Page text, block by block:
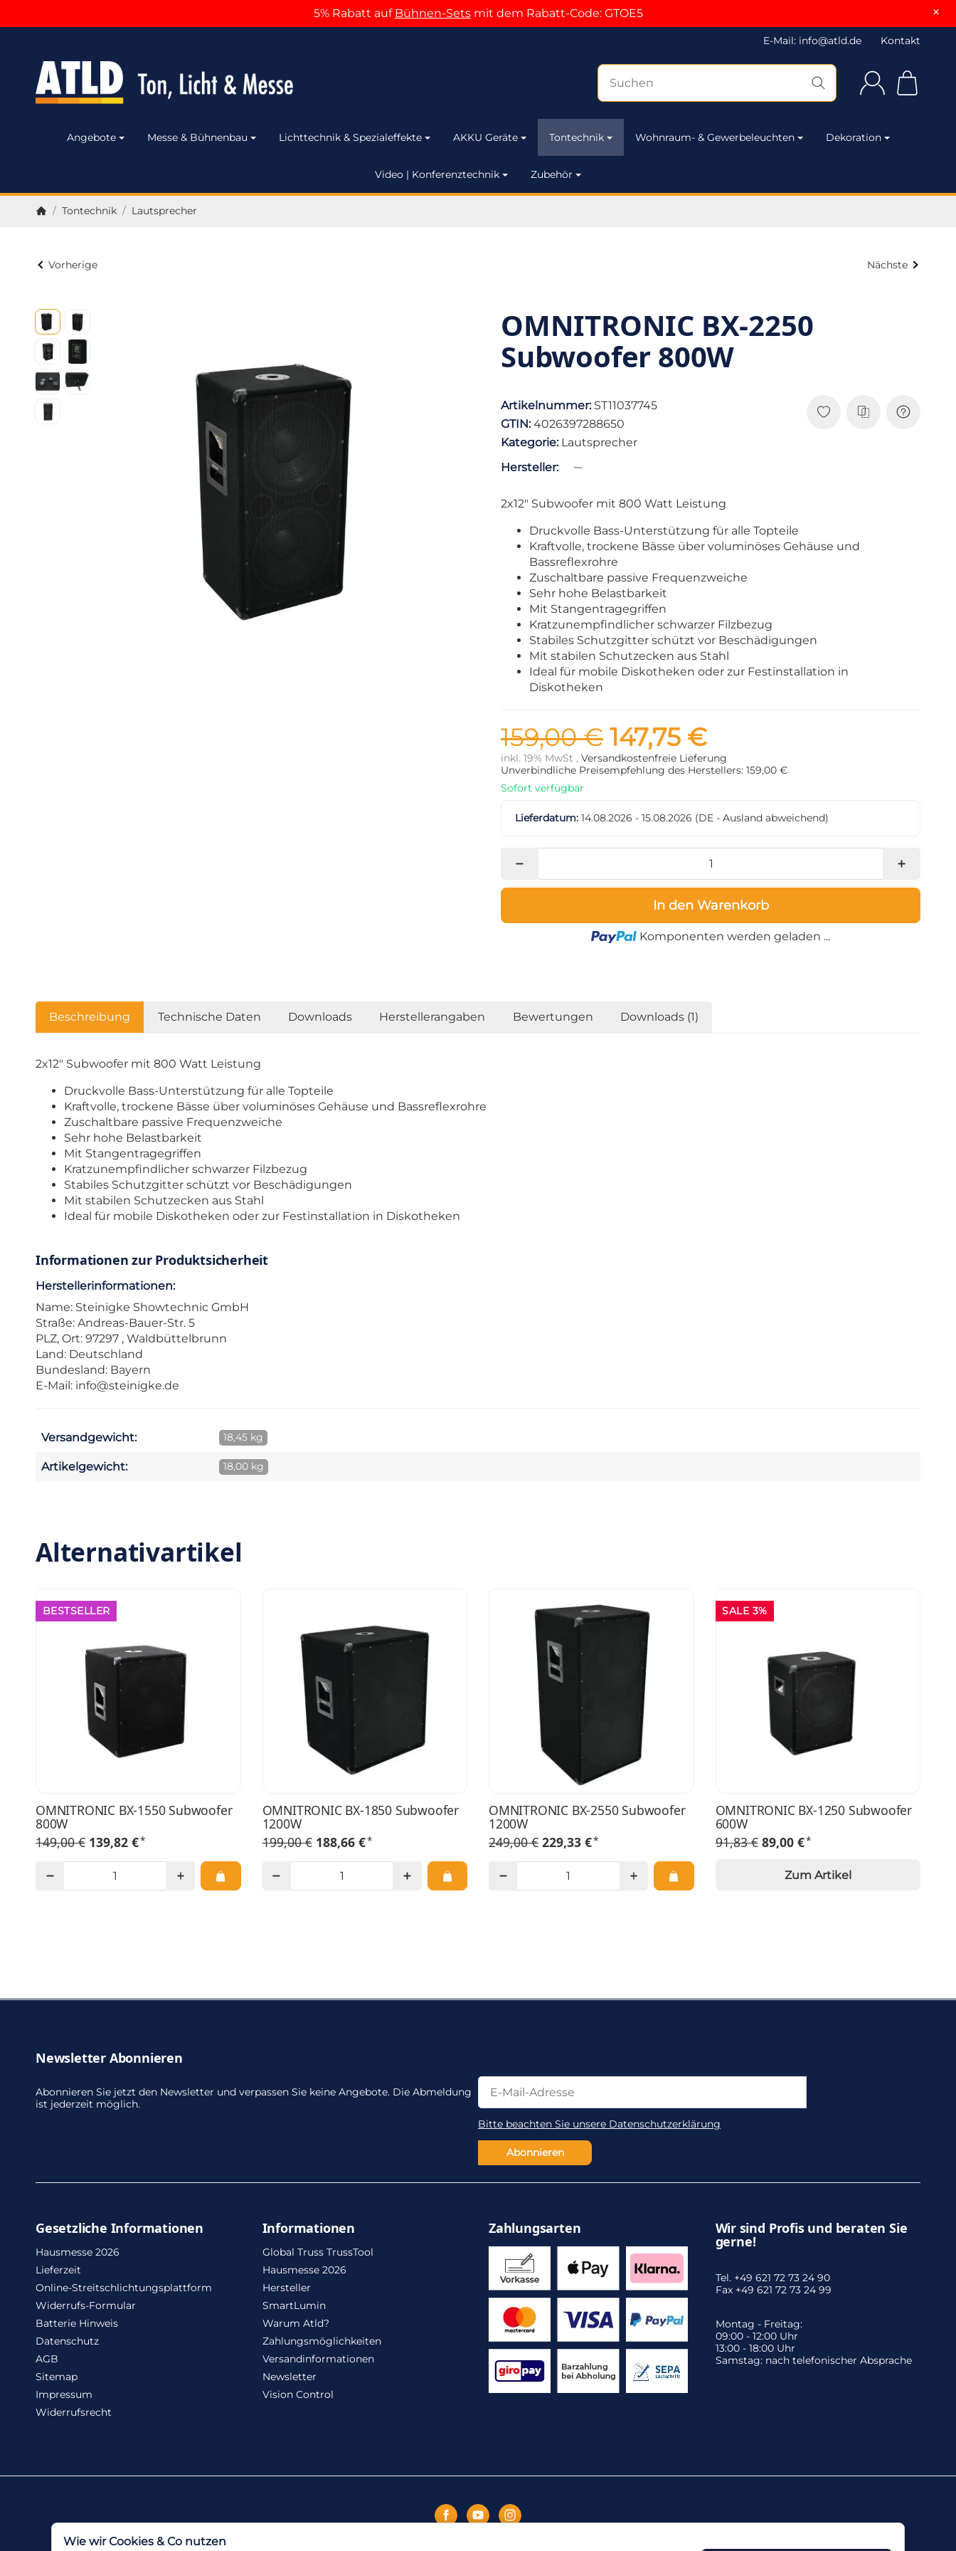
5% Rabatt auf Bühnen-Setsmit dem Rabatt-Code: GTOE5 ×
E-Mail: info@atld.de Kontakt
Angebote Messe & Bühnenbau Lichttechnik & Spezialeffekte AKKU Geräte Tontechnik Wohnraum- & Gewerbeleuchten Dekoration
Video | Konferenztechnik Zubehör
/ Tontechnik / Lautsprecher
Vorherige Nächste
OMNITRONIC BX-2250
Subwoofer 800W
Artikelnummer: ST11037745
GTIN:4026397288650
Kategorie: Lautsprecher
Hersteller:
2x12" Subwoofer mit 800 Watt Leistung
Druckvolle Bass-Unterstützung für alle Topteile
Kraftvolle, trockene Bässe über voluminöses Gehäuse und
Bassreflexrohre
Zuschaltbare passive Frequenzweiche
Sehr hohe Belastbarkeit
Mit Stangentragegriffen
Kratzunempfindlicher schwarzer Filzbezug
Stabiles Schutzgitter schützt vor Beschädigungen
Mit stabilen Schutzecken aus Stahl
Ideal für mobile Diskotheken oder zur Festinstallation in
Diskotheken
159,00 € 147,75 €
inkl. 19% MwSt , Versandkostenfreie Lieferung
Unverbindliche Preisempfehlung des Herstellers: 159,00 €
Sofort verfügbar
Lieferdatum: 14.08.2026 - 15.08.2026 (DE - Ausland abweichend)
In den Warenkorb
Loading...
Komponenten werden geladen ...
Beschreibung Technische Daten Downloads Herstellerangaben Bewertungen Downloads (1)
2x12" Subwoofer mit 800 Watt Leistung
Druckvolle Bass-Unterstützung für alle Topteile
Kraftvolle, trockene Bässe über voluminöses Gehäuse und Bassreflexrohre
Zuschaltbare passive Frequenzweiche
Sehr hohe Belastbarkeit
Mit Stangentragegriffen
Kratzunempfindlicher schwarzer Filzbezug
Stabiles Schutzgitter schützt vor Beschädigungen
Mit stabilen Schutzecken aus Stahl
Ideal für mobile Diskotheken oder zur Festinstallation in Diskotheken
Informationen zur Produktsicherheit
Herstellerinformationen:
Name: Steinigke Showtechnic GmbH
Straße: Andreas-Bauer-Str. 5
PLZ, Ort: 97297 , Waldbüttelbrunn
Land: Deutschland
Bundesland: Bayern
E-Mail: info@steinigke.de
Versandgewicht: 18,45 kg
Artikelgewicht: 18,00 kg
Alternativartikel
BESTSELLER
OMNITRONIC BX-1550 Subwoofer
800W
149,00 € 139,82 €*
OMNITRONIC BX-1850 Subwoofer
1200W
199,00 € 188,66 €*
OMNITRONIC BX-2550 Subwoofer
1200W
249,00 € 229,33 €*
SALE 3%
OMNITRONIC BX-1250 Subwoofer
600W
91,83 € 89,00 €*
Zum Artikel
Gesetzliche Informationen
Hausmesse 2026
Lieferzeit
Online-Streitschlichtungsplattform
Widerrufs-Formular
Batterie Hinweis
Datenschutz
AGB
Sitemap
Impressum
Widerrufsrecht
Informationen
Global Truss TrussTool
Hausmesse 2026
Hersteller
SmartLumin
Warum Atld?
Zahlungsmöglichkeiten
Versandinformationen
Newsletter
Vision Control
Zahlungsarten Wir sind Profis und beraten Sie
gerne!
Tel. +49 621 72 73 24 90
Fax +49 621 72 73 24 99
Montag - Freitag:
09:00 - 12:00 Uhr
13:00 - 18:00 Uhr
Samstag: nach telefonischer Absprache
Newsletter Abonnieren
Abonnieren Sie jetzt den Newsletter und verpassen Sie keine Angebote. Die Abmeldung
ist jederzeit möglich.
Newsletter Abonnieren
Newsletter Abonnieren
Bitte beachten Sie unsere Datenschutzerklärung
Abonnieren
Wie wir Cookies & Co nutzen